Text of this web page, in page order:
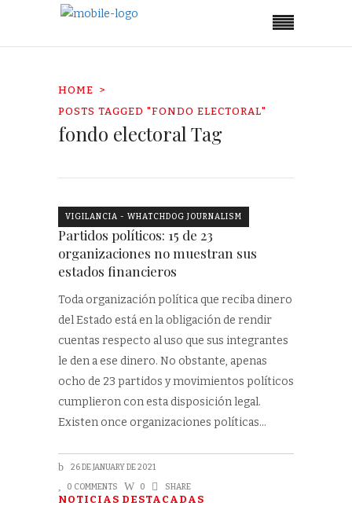
HOME
POSTS TAGGED "FONDO ELECTORAL"
fondo electoral Tag
VIGILANCIA - WHATCHDOG JOURNALISM
Partidos políticos: 15 de 23
organizaciones no muestran sus
estados financieros
Toda organización política que reciba dinero
del Estado está en la obligación de rendir
cuentas respecto al uso que sus integrantes
le den a ese dinero. No obstante, apenas
ocho de 23 partidos y movimientos políticos
cumplieron con esta disposición legal.
Existen once organizaciones políticas
26 DE JANUARY DE 2021
0 COMMENTS 0 SHARE
NOTICIAS DESTACADAS